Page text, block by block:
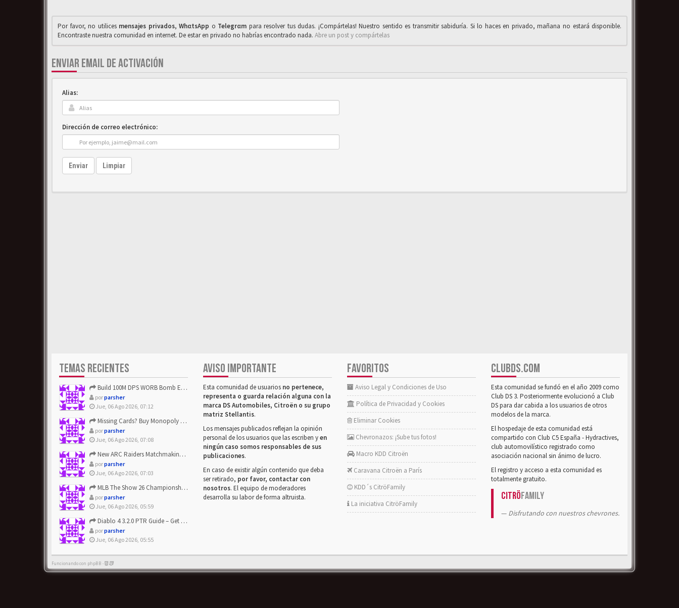
Por favor, no utilices mensajes privados,WhαtsApp o Telegrαm para resolver tus dudas. ¡Compártelas! Nuestro sentido es transmitir sabiduría. Si lo haces en privado, mañana no estará disponible.
Encontraste nuestra comunidad en internet. De estar en privado no habrías encontrado nada. Abre un post y compártelas
ENVIAR EMAIL DE ACTIVACIÓN
Alias:
Dirección de correo electrónico:
Enviar Limpiar
TEMAS RECIENTES
Build 100M DPS WORB Bomb Elementalist Fast - Grab POE Curren...
porparsher
Jue, 06 Ago 2026, 07:12
Missing Cards? Buy Monopoly Go Happy Harvest with Looney Tun...
porparsher
Jue, 06 Ago 2026, 07:08
New ARC Raiders Matchmaking Update: Stop Failed - Grab Bluep...
porparsher
Jue, 06 Ago 2026, 07:03
MLB The Show 26 Championship Series Update! Get Cheap & ...
porparsher
Jue, 06 Ago 2026, 05:59
Diablo 4 3.2.0 PTR Guide – Get 8% Off Items Quickly to Test ...
porparsher
Jue, 06 Ago 2026, 05:55
AVISO IMPORTANTE
Esta comunidad de usuarios no pertenece,
representa o guarda relación alguna con la
marca DS Automobiles, Citroën o su grupo
matriz Stellantis.
Los mensajes publicados reflejan la opinión
personal de los usuarios que las escriben yen
ningún caso somos responsables de sus
publicaciones.
En caso de existir algún contenido que deba
ser retirado, por favor, contactar con
nosotros. El equipo de moderadores
desarrolla su labor de forma altruista.
FAVORITOS
Aviso Legal y Condiciones de Uso
Política de Privacidad y Cookies
Eliminar Cookies
Chevronazos: ¡Sube tus fotos!
Macro KDD Citroën
Caravana Citroën a París
KDD´s CitröFamily
La iniciativa CitröFamily
CLUBDS.COM
Esta comunidad se fundó en el año 2009 como
Club DS 3. Posteriormente evolucionó a Club
DS para dar cabida a los usuarios de otros
modelos de la marca.
El hospedaje de esta comunidad está
compartido con Club C5 España - Hydractives,
club automovilístico registrado como
asociación nacional sin ánimo de lucro.
El registro y acceso a esta comunidad es
totalmente gratuito.
CitröFamily
Disfrutando con nuestros chevrones.
Funcionando con phpBB -